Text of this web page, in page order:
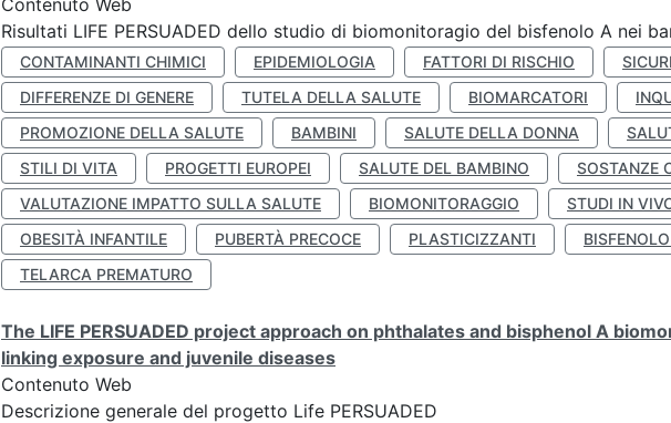
Contenuto Web
Risultati LIFE PERSUADED dello studio di biomonitoragio del bisfenolo A nei
CONTAMINANTI CHIMICI EPIDEMIOLOGIA FATTORI DI RISCHIO
DIFFERENZE DI GENERE
TUTELA DELLA SALUTE BIOMARCATORI
PROMOZIONE DELLA SALUTE
BAMBINI SALUTE DELLA DONNA
STILI DI VITA
PROGETTI EUROPEI SALUTE DEL BAMBINO
SOSTANZE
VALUTAZIONE IMPATTO SULLA SALUTE
BIOMONITORAGGIO STUDI IN
OBESITÀ INFANTILE
PUBERTÀ PRECOCE PLASTICIZZANTI
TELARCA PREMATURO
The LIFE PERSUADED project approach on phthalates and bisphenol A
linking exposure and juvenile diseases
Contenuto Web
Descrizione generale del progetto Life PERSUADED